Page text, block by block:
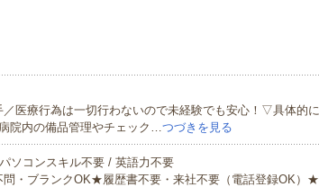
医療行為は一切行わないので未経験でも安心！▽具体的に
院内の備品管理やチェック…つづきを見る
ソコンスキル不要 / 英語力不要
・ブランクOK★履歴書不要・来社不要（電話登録OK）